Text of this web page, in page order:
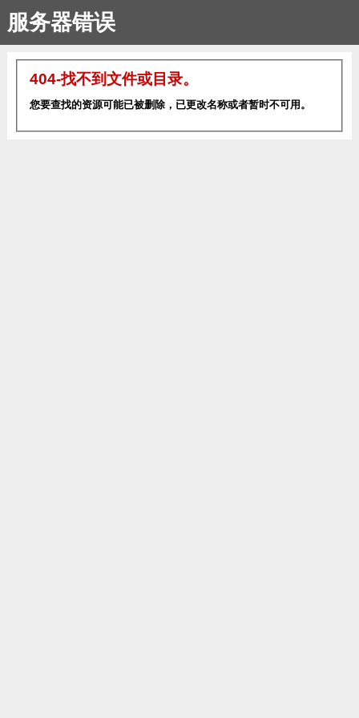
服务器错误
404-找不到文件或目录。
您要查找的资源可能已被删除，已更改名称或者暂时不可用。